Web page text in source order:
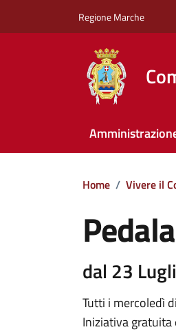
Regione Marche
Home / Vivere il
dal 23
Tutti i mercoledì
Iniziativa